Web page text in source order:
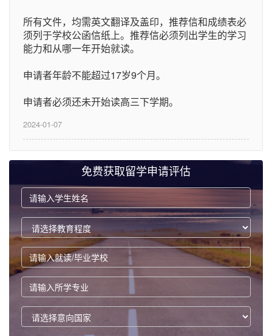
所有文件，均需英文翻译及盖印，推荐信和成绩表必
须列于学校公函信纸上。推荐信必须列出学生的学习
能力和从哪一年开始就读。
申请者年龄不能超过17岁9个月。
申请者必须还未开始读高三下学期。
2024-01-07
免费获取留学申请评估